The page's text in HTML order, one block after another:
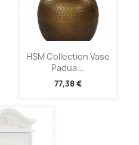
HSM Collection Vase
Padua...
77,38 €